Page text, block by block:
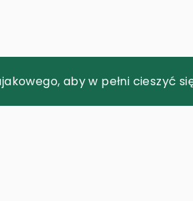
dla aktywnych kobiet?
aby w pełni cieszyć
chorób neurologicznych